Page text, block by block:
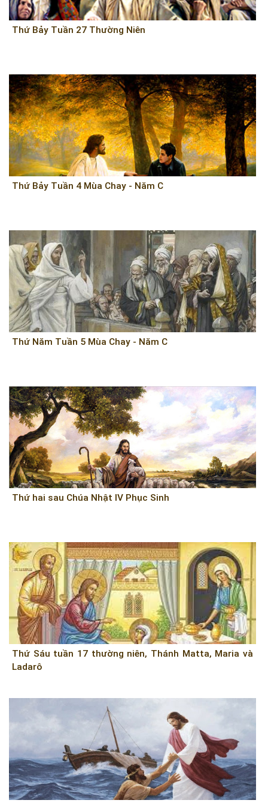
Thứ Bảy Tuần 27 Thường Niên
Thứ Bảy Tuần 4 Mùa Chay - Năm C
Thứ Năm Tuần 5 Mùa Chay - Năm C
Thứ hai sau Chúa Nhật IV Phục Sinh
Thứ Sáu tuần 17 thường niên, Thánh Matta, Maria và
Ladarô